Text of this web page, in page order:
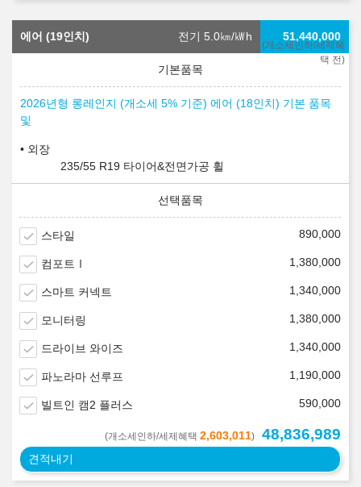
에어 (19인치) 전기 5.0㎞/㎾h
(개소세인하/세제혜
택 전)
51,440,000
2026년형 롱레인지 (개소세 5% 기준) 에어 (18인치) 기본 품목
및
외장
235/55 R19 타이어&전면가공 휠
스타일 890,000
컴포트Ⅰ 1,380,000
스마트 커넥트 1,340,000
모니터링 1,380,000
드라이브 와이즈 1,340,000
파노라마 선루프 1,190,000
빌트인 캠2 플러스 590,000
(개소세인하/세제혜택 2,603,011) 48,836,989
견적내기